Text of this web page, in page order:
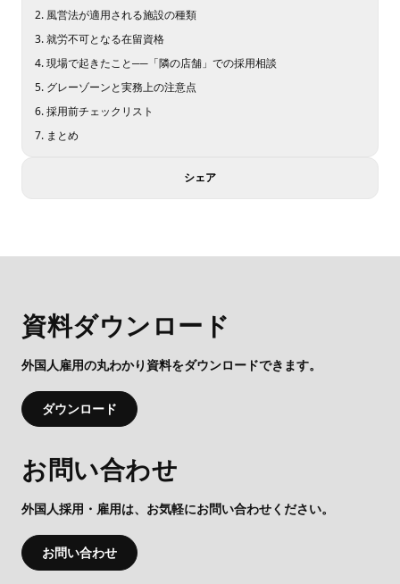
2. 風営法が適用される施設の種類
3. 就労不可となる在留資格
4. 現場で起きたこと──「隣の店舗」での採用相談
5. グレーゾーンと実務上の注意点
6. 採用前チェックリスト
7. まとめ
シェア
資料ダウンロード
外国人雇用の丸わかり資料をダウンロードできます。
ダウンロード
お問い合わせ
外国人採用・雇用は、お気軽にお問い合わせください。
お問い合わせ